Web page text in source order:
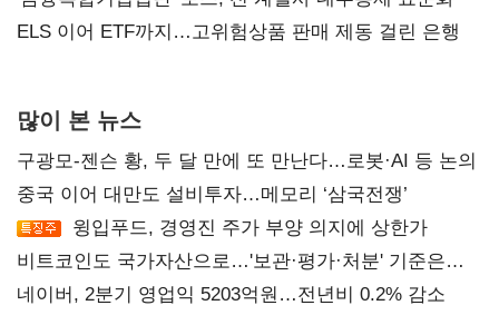
ELS 이어 ETF까지…고위험상품 판매 제동 걸린 은행
많이 본 뉴스
구광모-젠슨 황, 두 달 만에 또 만난다…로봇·AI 등 논의
중국 이어 대만도 설비투자…메모리 ‘삼국전쟁’
윙입푸드, 경영진 주가 부양 의지에 상한가
비트코인도 국가자산으로…'보관·평가·처분' 기준은
숙제
네이버, 2분기 영업익 5203억원…전년비 0.2% 감소